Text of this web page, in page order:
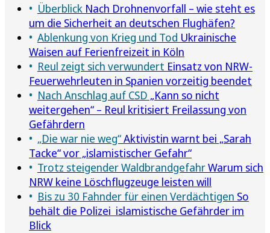
Überblick Nach Drohnenvorfall – wie steht es
um die Sicherheit an deutschen Flughäfen?
Ablenkung von Krieg und Tod Ukrainische
Waisen auf Ferienfreizeit in Köln
Reul zeigt sich verwundert Einsatz von NRW-
Feuerwehrleuten in Spanien vorzeitig beendet
Nach Anschlag auf CSD „Kann so nicht
weitergehen“ – Reul kritisiert Freilassung von
Gefährdern
„Die war nie weg“Aktivistin warnt bei „Sarah
Tacke“ vor „islamistischer Gefahr“
Trotz steigender WaldbrandgefahrWarum sich
NRW keine Löschflugzeuge leisten will
Bis zu 30 Fahnder für einen Verdächtigen So
behält die Polizei islamistische Gefährder im
Blick